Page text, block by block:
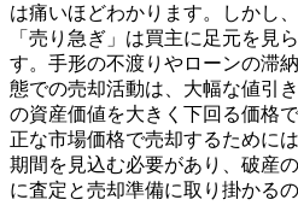
は痛いほどわかります。しかし
「売り急ぎ」は買主に足元を見
す。手形の不渡りやローンの滞
態での売却活動は、大幅な値引
の資産価値を大きく下回る価格
正な市場価格で売却するために
期間を見込む必要があり、破産
に査定と売却準備に取り掛かるの